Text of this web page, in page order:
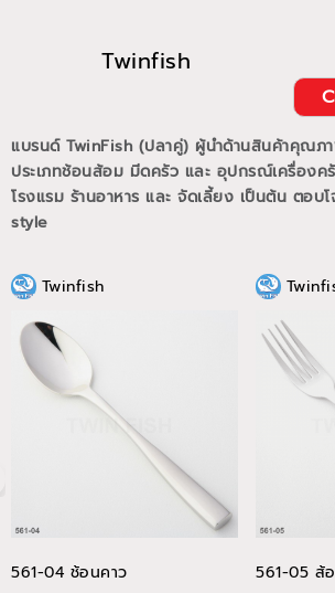
Twinfish
แบรนด์ TwinFish (ปลาคู่) ผู้นำด้านสินค้าคุณภ
ประเภทช้อนส้อม มีดครัว และ อุปกรณ์เครื่องค
โรงแรม ร้านอาหาร และ จัดเลี้ยง เป็นต้น ตอ
style
Twinfish
561-04 ช้อนคาว 561-05 ส้